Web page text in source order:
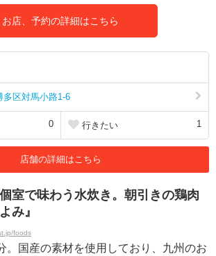
お店、予約の詳細はこちら
多区対馬小路1-6
0 行きたい 1
店舗の詳細はこちら
室で味わう水炊き。朝引きの鶏肉
み』
foods
。国産の素材を使用しており、九州のお